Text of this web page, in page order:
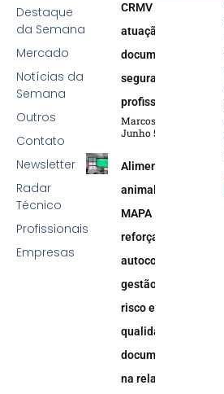
Destaque
da Semana
Mercado
Notícias da
Semana
Outros
Contato
Newsletter
Radar
Técnico
Profissionais
Empresas
CRMV reforça
atuação efetiva,
documentação e
segurança
profissional
Marcos Soares
Junho 5, 2026
Alimentação
animal:
MAPA
reforça
autocontrole,
gestão de
risco e
qualidade
documental
na relação